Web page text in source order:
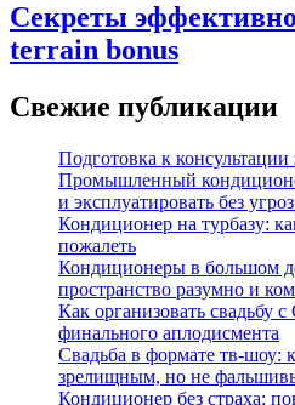
Секреты
terrain bonus
Свежие публикации
Подготовка к консультации
Промышленный
и эксплуатировать без
Кондиционер на турбазу:
пожалеть
Кондиционеры в большом
пространство разумно и
Как организовать свадьбу
финального аплодисмента
Свадьба в формате тв‑шоу:
зрелищным, но не
Кондиционер без страха: